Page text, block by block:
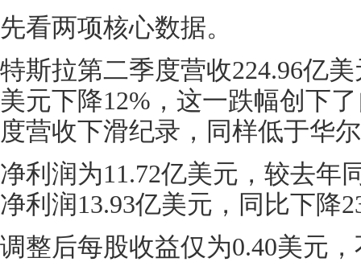
先看两项核心数据。
特斯拉第二季度营收224.96亿
美元下降12%，这一跌幅创下
度营收下滑纪录，同样低于华
净利润为11.72亿美元，较去年
净利润13.93亿美元，同比下降
调整后每股收益仅为0.40美元